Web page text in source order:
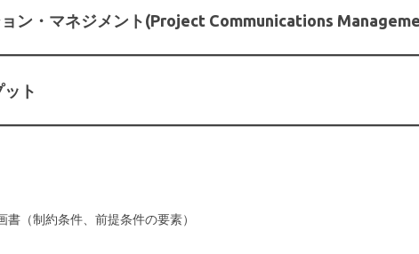
ン・マネジメント(Project Communications
ト
（制約条件、前提条件の要素）